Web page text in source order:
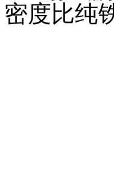
密度比纯